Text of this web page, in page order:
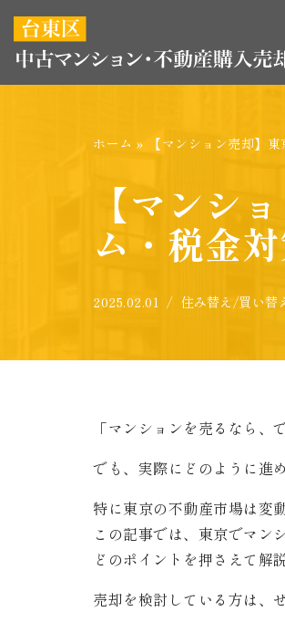
コ
ホーム » 【マンション売却】
【マンシ
ム・税金
2025.02.01 住み替え/買い替
「マンションを売るなら、
でも、実際にどのように進
特に東京の不動産市場は変
この記事では、東京でマン
どのポイントを押さえて解
売却を検討している方は、